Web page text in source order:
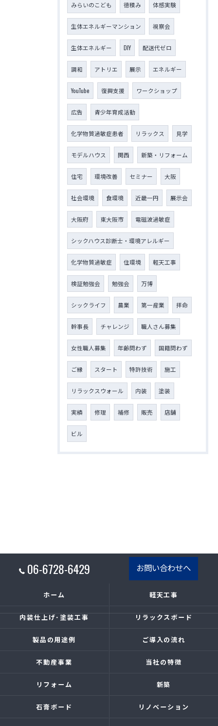
みらいのこども 徳積み 体感実験
生体エネルギーマンション 視察会
生体エネルギー DIY 配送代ゼロ
調和 アトリエ 展示 エネルギー
YouTube 復興支援 ワークショップ
広告 青少年育成活動
化学物質過敏症患者 リラックス 見学
モデルハウス 関西 新築・リフォーム
住宅 環境改善 セミナー 大阪
社会環境 食環境 近畿一円 展示会
大阪府 東大阪市 電磁波過敏症
シックハウス診断士・環境アレルギー
化学物質過敏症 住環境 軽天工事
検証勉強会 勉強会 万博
シックライフ 農業 第一産業 拝命
幹事長 チャレンジ 職人さん募集
女性職人募集 年齢問わず 国籍問わず
ご縁 スタート 特許技術 施工
リラックスウォール 内装 塗装
実績 修理 補修 販売 店舗
ビル
06-6728-6429 お問い合わせへ
ホーム 軽天工事
内装仕上げ･塗装工事 リラックスボード
製品の用途例 ご導入の流れ
不動産事業 当社の特徴
リフォーム 新築
石膏ボード リノベーション